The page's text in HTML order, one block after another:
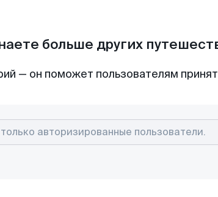
больше других
— он поможет пользователям